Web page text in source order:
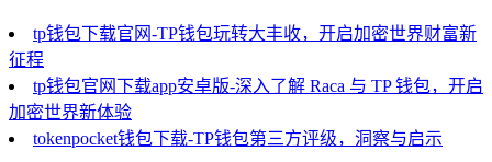
tp钱包下载官网-TP钱包玩转大丰收，开启加密世界财富新
征程
tp钱包官网下载app安卓版-深入了解 Raca 与 TP 钱包，开启
加密世界新体验
tokenpocket钱包下载-TP钱包第三方评级，洞察与启示